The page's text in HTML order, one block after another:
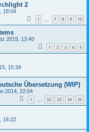
2
18:04
1 7 8 9 10
2015, 13:40
1 2 3 4 5
15:34
Übersetzung (WIP)
2014, 22:04
1 … 32 33 34 35
16:22